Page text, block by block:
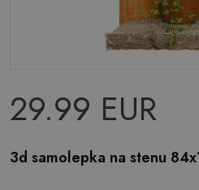
29.99 EUR
3d samolepka na stenu